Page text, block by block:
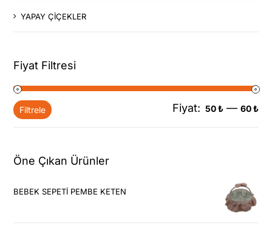
YAPAY ÇİÇEKLER
Fiyat Filtresi
En
En
Filtrele Fiyat: 50 ₺— 60 ₺
Öne Çıkan Ürünler
BEBEK SEPETİ PEMBE KETEN